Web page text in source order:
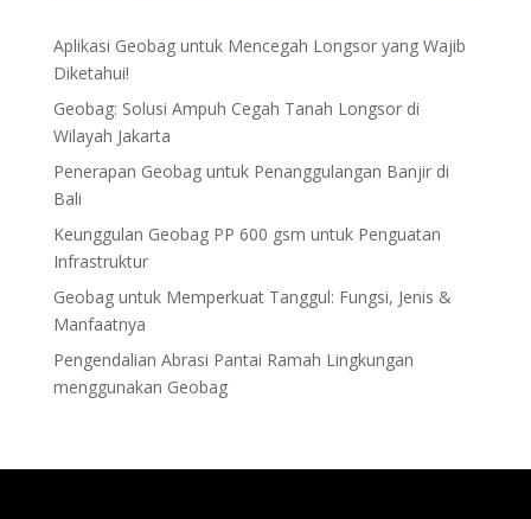
Aplikasi Geobag untuk Mencegah Longsor yang Wajib
Diketahui!
Geobag: Solusi Ampuh Cegah Tanah Longsor di
Wilayah Jakarta
Penerapan Geobag untuk Penanggulangan Banjir di
Bali
Keunggulan Geobag PP 600 gsm untuk Penguatan
Infrastruktur
Geobag untuk Memperkuat Tanggul: Fungsi, Jenis &
Manfaatnya
Pengendalian Abrasi Pantai Ramah Lingkungan
menggunakan Geobag